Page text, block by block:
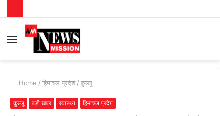
Menu
Home / हिमाचल प्रदेश / कुल्लू
कुल्लू बड़ी खबर स्वास्थ्य हिमाचल प्रदेश